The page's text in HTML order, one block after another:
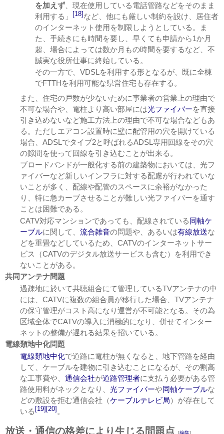
を加えず 、現在使用している電話管路などをそのまま
利用する」
[18] など、他にも厳しい制約を設け、居住者
のインターネット使用を制限しようとしている。ま
た、手続きにも時間を要し、早くても申請から1か月
超、場合によっては数か月もの時間を要するなど、不
誠実な役所仕事に終始している。
その一方で、VDSLを利用する形となるが、既に全棟
でFTTHを利用可能な県営住宅も存在する。
また、住宅の戸数が少ないために事業者の営業上の理由で
不可な場合や、電柱より高い部屋には光ファイバーを直接
引き込めないなど施工方法上の理由で不可な場合などもあ
る。ただしエアコン設置時に壁に配管用の穴を開けている
場合、ADSLでタイプ2と呼ばれるADSL専用回線をその穴
の隙間を使って回線を引き込むことが出来る。
ブロードバンドが一般化する前の建築物においては、光フ
ァイバーなど新しいインフラに対する配慮が行われていな
いことが多く、配線や配管のスペースに余裕がなかった
り、特に急カーブさせることが難しい光ファイバーを通す
ことは困難である。
CATV対応マンションであっても、配線されている同軸ケ
ーブルに関して、 流合雑音の問題や、あるいは有線放送な
どを重畳などしているため、CATVのインターネットサー
ビス（CATVのデジタル放送サービスも含む）を利用でき
ないことがある。
共同アンテナ問題
過疎地に於いて共聴組合にて管理しているTVアンテナの中
には、CATVに複数の組合員が移行した場合、TVアンテナ
の保守管理がコスト高になり運営が不可能となる。その為
区域全体でCATVの導入に消極的になり、併せてインター
ネットの整備が遅れる結果を招いている。
電線類地中化問題
電線類地中化で道路に電柱が無くなると、地下管路を経由
して、ケーブルを建物に引き込むことになるが、その割高
な工事費や、 通信会社が道路管理者に支払う必要がある管
路使用料がネックとなり、 光ファイバーや同軸ケーブルな
どの敷設を拒む通信会社（ケーブルテレビ局）が存在して
いる [19] [20] 。
放送・通信の格差により生じる問題点 [編集]